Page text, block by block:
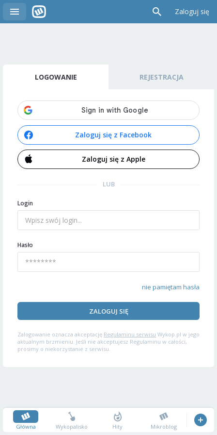
Zaloguj się
LOGOWANIE REJESTRACJA
Zaloguj się z Facebook
Zaloguj się z Apple
LUB
Login
Hasło
nie pamiętam hasła
ZALOGUJ SIĘ
Zalogowanie oznacza akceptację Regulaminu serwisu Wykop.pl w jego
aktualnym brzmieniu. Jeśli nie akceptujesz Regulaminu w całości,
prosimy o niekorzystanie z serwisu.
Główna Wykopalisko Hity Mikroblog